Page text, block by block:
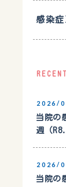
感染
2026/
当院の
週（
2026/
当院の